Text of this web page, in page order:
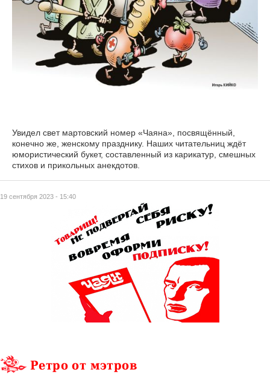
19 сентября 2023 - 15:40
Увидел свет мартовский номер «Чаяна», посвящённый,
конечно же, женскому празднику. Наших читательниц ждёт
юмористический букет, составленный из карикатур, смешных
стихов и прикольных анекдотов.
Ретро от мэтров